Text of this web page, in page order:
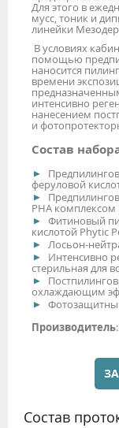
Для этого в
мусс, тоник и
линейки
В условиях
помощью
наносится
времени
интенсивно
нанесением
и
Состав
феруловой
РНА комплексом
Фитиновый
кислотой Phytic
Лосьон-
Интенсивно
стерильная для
охлаждающим
Производитель
Состав